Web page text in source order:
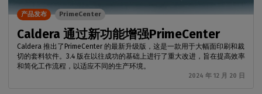
Caldera 通过新功能增强PrimeCenter
Caldera 推出了PrimeCenter 的最新升级版，这是一款用于大幅面印刷和裁
切的套料软件。3.4 版在以往成功的基础上进行了重大改进，旨在提高效率
和简化工作流程，以适应不同的生产环境。
2024 年 12 月 20 日
产品发布 PrimeCenter